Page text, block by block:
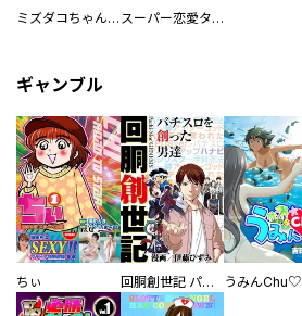
ミズダコちゃんからは逃げられない！ スーパー恋愛タイム！～現場でドＳな彼女は自宅でデレる～
ギャンブル
ちぃ 回胴創世記 パチスロを創った男達 うみんChu♡